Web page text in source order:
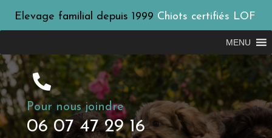
Elevage familial depuis 1999 Chiots certifiés LOF
MENU
Pour nous joindre
06 07 47 29 16